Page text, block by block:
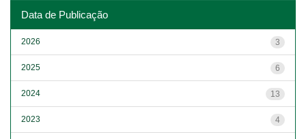
Data de Publicação
3
2026
6
2025
13
2024
4
2023